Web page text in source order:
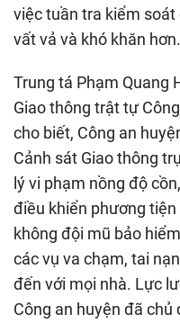
việc tuần tra kiểm
vất vả và khó khăn hơn.
Trung tá Phạm Quang
Giao thông trật tự
cho biết, Công an
Cảnh sát Giao thông
lý vi phạm nồng độ
điều khiển phương
không đội mũ bảo
các vụ va chạm, tai
đến với mọi nhà. Lực
Công an huyện đã